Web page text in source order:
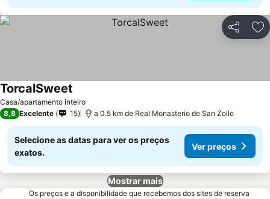
Partilhar
Casa/apartamento inteiro
TorcalSweet
8,8 Excelente 15 a 0.5 km de Real Monasterio de San Zoilo
Selecione as datas para ver os preços
exatos.
Ver preços
Mostrar mais
Os preços e a disponibilidade que recebemos dos sites de reserva